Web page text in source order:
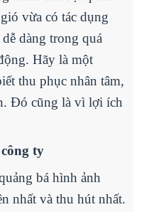
vừa có tác dụng
dàng trong quá
Hãy là một
thu phục nhân tâm,
Đó cũng là vì lợi ích
ty
bá hình ảnh
nhất và thu hút nhất.